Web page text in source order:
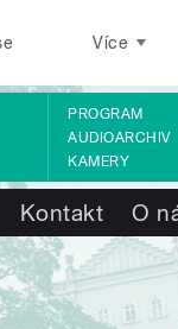
Více
PROGRAM
AUDIOARCHIV
KAMERY
Kontakt O